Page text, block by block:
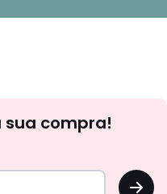
sua compra!
OK